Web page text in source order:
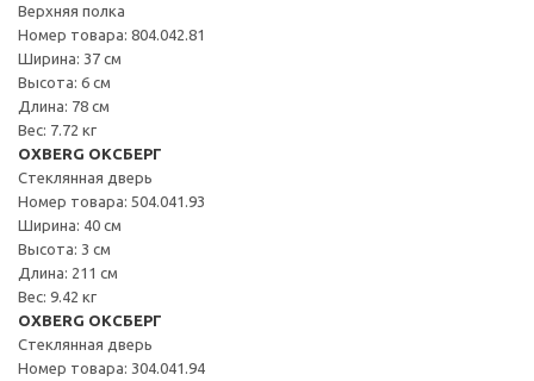
Верхняя полка
Номер товара: 804.042.81
Ширина: 37 см
Высота: 6 см
Длина: 78 см
Вес: 7.72 кг
OXBERG ОКСБЕРГ
Стеклянная дверь
Номер товара: 504.041.93
Ширина: 40 см
Высота: 3 см
Длина: 211 см
Вес: 9.42 кг
OXBERG ОКСБЕРГ
Стеклянная дверь
Номер товара: 304.041.94